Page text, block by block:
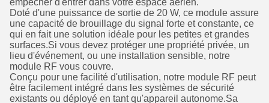
empêcher d'entrer dans votre espace aérien.
Doté d'une puissance de sortie de 20 W, ce module assure
une capacité de brouillage du signal forte et constante, ce
qui en fait une solution idéale pour les petites et grandes
surfaces.Si vous devez protéger une propriété privée, un
lieu d'événement, ou une installation sensible, notre
module RF vous couvre.
Conçu pour une facilité d'utilisation, notre module RF peut
être facilement intégré dans les systèmes de sécurité
existants ou déployé en tant qu'appareil autonome.Sa